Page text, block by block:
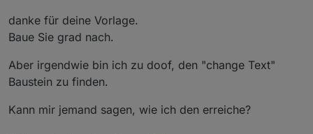
Steuerzeichen gegen etwas anderes tauschen.
Hier der geänderte Export:
danke für deine Vorlage.
Baue Sie grad nach.
Aber irgendwie bin ich zu doof, den "change Text"
Baustein zu finden.
Kann mir jemand sagen, wie ich den erreiche?